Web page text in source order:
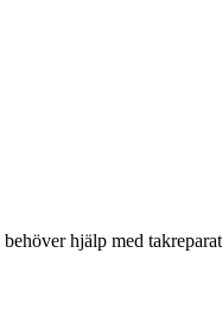
hjälp med